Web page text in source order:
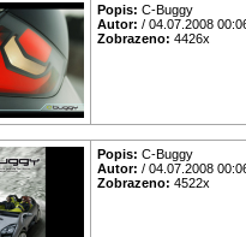
Popis: C-Buggy
Autor: / 04.07.2008
Zobrazeno: 4426x
Popis: C-Buggy
Autor: / 04.07.2008
Zobrazeno: 4522x